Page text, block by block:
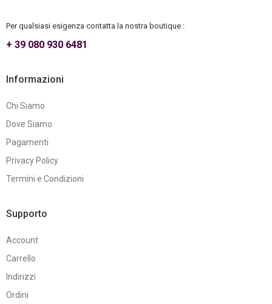
Per qualsiasi esigenza contatta la nostra boutique :
+ 39 080 930 6481
Informazioni
Chi Siamo
Dove Siamo
Pagamenti
Privacy Policy
Termini e Condizioni
Supporto
Account
Carrello
Indirizzi
Ordini